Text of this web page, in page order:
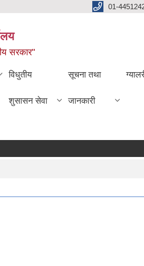
01-
सरकार"
विधुतीय
शुसासन सेवा
सूचना तथा
जानकारी